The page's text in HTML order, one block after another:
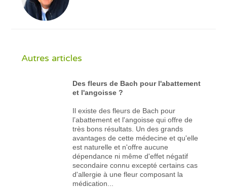
Autres articles
Des fleurs de Bach pour l'abattement
et l'angoisse ?
Il existe des fleurs de Bach pour
l’abattement et l'angoisse qui offre de
très bons résultats. Un des grands
avantages de cette médecine et qu'elle
est naturelle et n'offre aucune
dépendance ni même d'effet négatif
secondaire connu excepté certains cas
d'allergie à une fleur composant la
médication...